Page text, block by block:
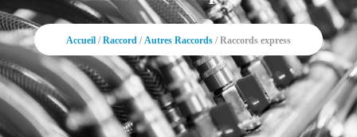
Accueil /Raccord /Autres Raccords / Raccords express